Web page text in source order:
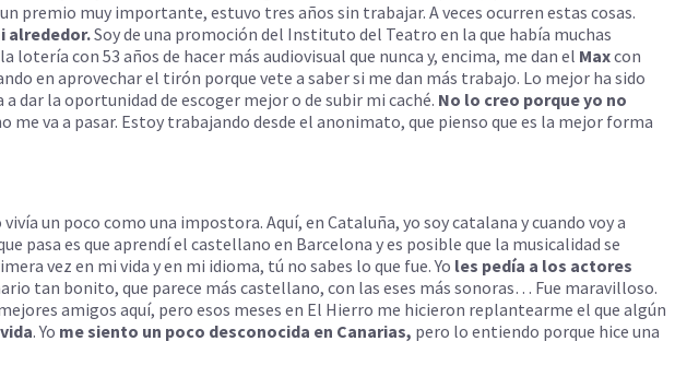
premio muy importante, estuvo tres años sin trabajar. A veces ocurren estas cosas.
alrededor.Soy de una promoción del Instituto del Teatro en la que había muchas
con 53 años de hacer más audiovisual que nunca y, encima, me dan el Maxcon
en aprovechar el tirón porque vete a saber si me dan más trabajo. Lo mejor ha sido
dar la oportunidad de escoger mejor o de subir mi caché. No lo creo porque yo no
va a pasar. Estoy trabajando desde el anonimato, que pienso que es la mejor forma
un poco como una impostora. Aquí, en Cataluña, yo soy catalana y cuando voy a
pasa es que aprendí el castellano en Barcelona y es posible que la musicalidad se
vez en mi vida y en mi idioma, tú no sabes lo que fue. Yo les pedía a los actores
tan bonito, que parece más castellano, con las eses más sonoras… Fue maravilloso.
amigos aquí, pero esos meses en El Hierro me hicieron replantearme el que algún
. Yo me siento un poco desconocida en Canarias, pero lo entiendo porque hice una